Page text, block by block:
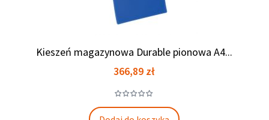
Kieszeń magazynowa Durable pionowa A4...
Cena
366,89 zł